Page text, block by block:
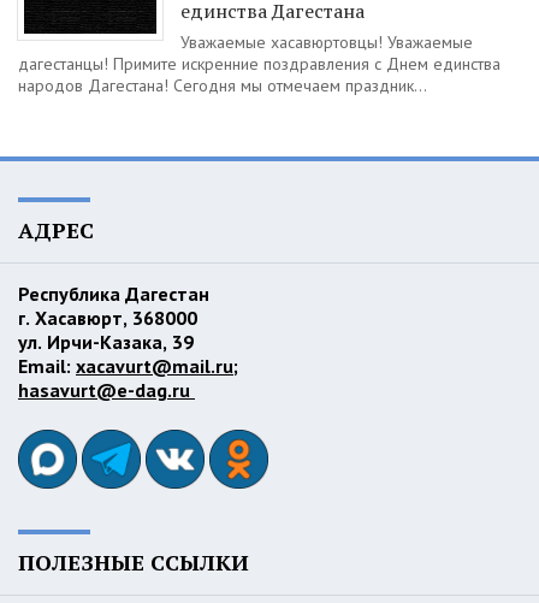
единства Дагестана
Уважаемые хасавюртовцы! Уважаемые
дагестанцы! Примите искренние поздравления с Днем единства
народов Дагестана! Сегодня мы отмечаем праздник...
АДРЕС
Республика Дагестан
г. Хасавюрт, 368000
ул. Ирчи-Казака, 39
Email: xacavurt@mail.ru;
hasavurt@e-dag.ru
ПОЛЕЗНЫЕ ССЫЛКИ